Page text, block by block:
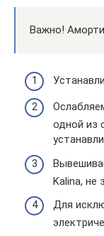
Важно!
одной из
Kalina, не
Для